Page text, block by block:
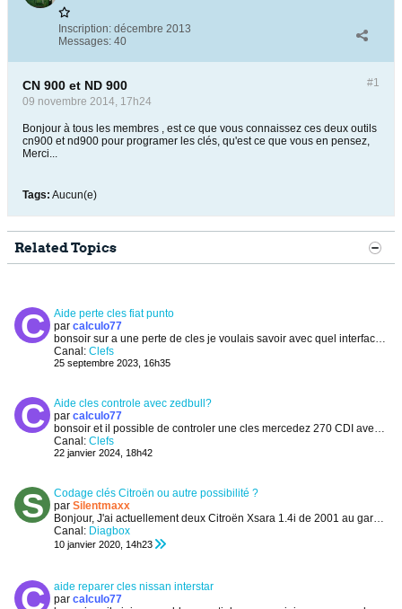
Inscription: décembre 2013
Messages: 40
#1
CN 900 et ND 900
09 novembre 2014, 17h24
Bonjour à tous les membres , est ce que vous connaissez ces deux outils
cn900 et nd900 pour programer les clés, qu'est ce que vous en pensez,
Merci...
Tags: Aucun(e)
Related Topics
Aide perte cles fiat punto
par calculo77
bonsoir sur a une perte de cles je voulais savoir avec quel interface fiat pour reprogrammer une autre cles, je voudrais acheter un interface ou reprogramateur...
Canal: Clefs
25 septembre 2023, 16h35
Aide cles controle avec zedbull?
par calculo77
bonsoir et il possible de controler une cles mercedez 270 CDI avec zedbull?merci a tous
Canal: Clefs
22 janvier 2024, 18h42
Codage clés Citroën ou autre possibilité ?
par Silentmaxx
Bonjour, J'ai actuellement deux Citroën Xsara 1.4i de 2001 au garage.
Canal: Diagbox
10 janvier 2020, 14h23
aide reparer cles nissan interstar
par calculo77